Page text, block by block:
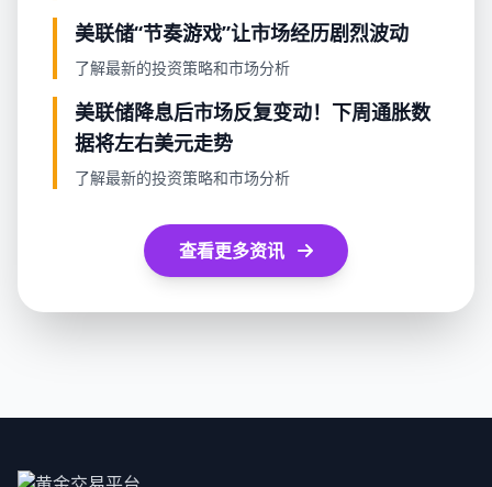
美联储“节奏游戏”让市场经历剧烈波动
了解最新的投资策略和市场分析
美联储降息后市场反复变动！下周通胀数
据将左右美元走势
了解最新的投资策略和市场分析
查看更多资讯